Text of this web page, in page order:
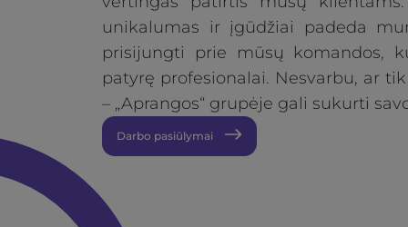
unikalumas ir įgūdžiai padeda
prisijungti prie mūsų komandos,
patyrę profesionalai. Nesvarbu, ar
– „Aprangos“ grupėje gali sukurti
Darbo pasiūlymai